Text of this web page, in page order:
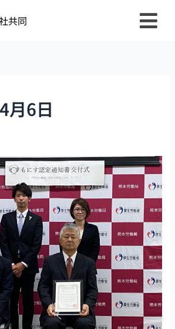
共同
月6日